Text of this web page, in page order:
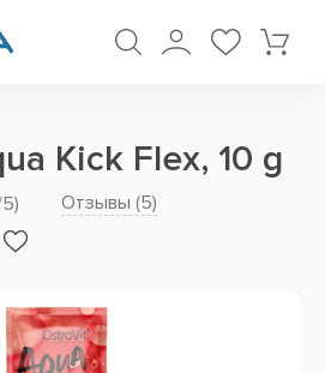
Kick Flex, 10 g
Отзывы (5)